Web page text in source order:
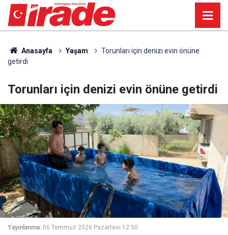
Anasayfa Yaşam
Torunları için denizi evin önüne
getirdi
Torunları için denizi evin önüne getirdi
Yayınlanma: 06 Temmuz 2026 Pazartesi 12:30